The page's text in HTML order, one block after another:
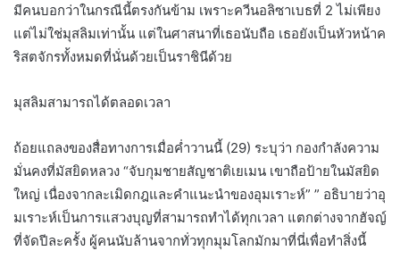
มีคนบอกว่าในกรณีนี้ตรงกันข้าม เพราะควีนอลิซาเบธที่ 2 ไม่เพียง
แต่ไม่ใช่มุสลิมเท่านั้น แต่ในศาสนาที่เธอนับถือ เธอยังเป็นหัวหน้าค
ริสตจักรทั้งหมดที่นั่นด้วยเป็นราชินีด้วย
มุสลิมสามารถได้ตลอดเวลา
ถ้อยแถลงของสื่อทางการเมื่อค่ำวานนี้ (29) ระบุว่า กองกำลังความ
มั่นคงที่มัสยิดหลวง “จับกุมชายสัญชาติเยเมน เขาถือป้ายในมัสยิด
ใหญ่ เนื่องจากละเมิดกฎและคำแนะนำของอุมเราะห์” ” อธิบายว่าอุ
มเราะห์เป็นการแสวงบุญที่สามารถทำได้ทุกเวลา แตกต่างจากฮัจญ์
ที่จัดปีละครั้ง ผู้คนนับล้านจากทั่วทุกมุมโลกมักมาที่นี่เพื่อทำสิ่งนี้